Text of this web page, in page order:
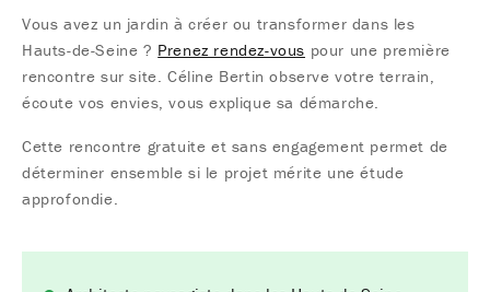
Vous avez un jardin à créer ou transformer dans les
Hauts-de-Seine ? Prenez rendez-vous pour une première
rencontre sur site. Céline Bertin observe votre terrain,
écoute vos envies, vous explique sa démarche.
Cette rencontre gratuite et sans engagement permet de
déterminer ensemble si le projet mérite une étude
approfondie.